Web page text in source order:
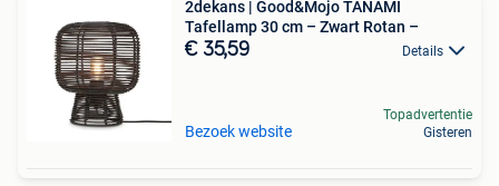
2dekans | Good&Mojo TANAMI
Tafellamp 30 cm – Zwart Rotan –
€ 35,59 Details
Bezoek website
Topadvertentie
Gisteren